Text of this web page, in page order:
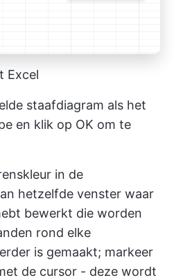
Excel
staafdiagram als het
en klik op OK om te
in de
hetzelfde venster waar
bewerkt die worden
rond elke
is gemaakt; markeer
de cursor - deze wordt